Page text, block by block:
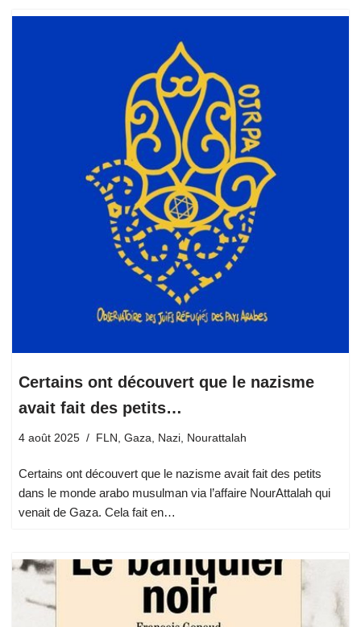
Certains ont découvert que le nazisme
avait fait des petits…
4 août 2025 FLN , Gaza, Nazi, Nourattalah
Certains ont découvert que le nazisme avait fait des petits
dans le monde arabo musulman via l’affaire NourAttalah qui
venait de Gaza. Cela fait en…